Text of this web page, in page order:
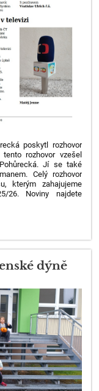
poskytl rozhovor
rozhovor vzešel
Jí se také
Celý rozhovor
kterým zahajujeme
26. Noviny najdete
dýně